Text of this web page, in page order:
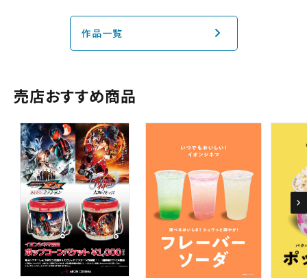
予約を確認する
閉じる
中国・四国
九州
閉じる
作品一覧
売店おすすめ商品